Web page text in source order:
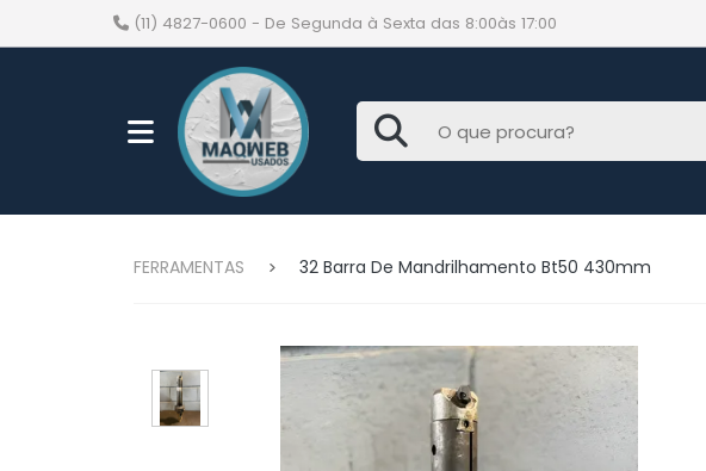
(11) 4827-0600 - De Segunda à Sexta das 8:00às 17:00
FERRAMENTAS 32 Barra De Mandrilhamento Bt50 430mm